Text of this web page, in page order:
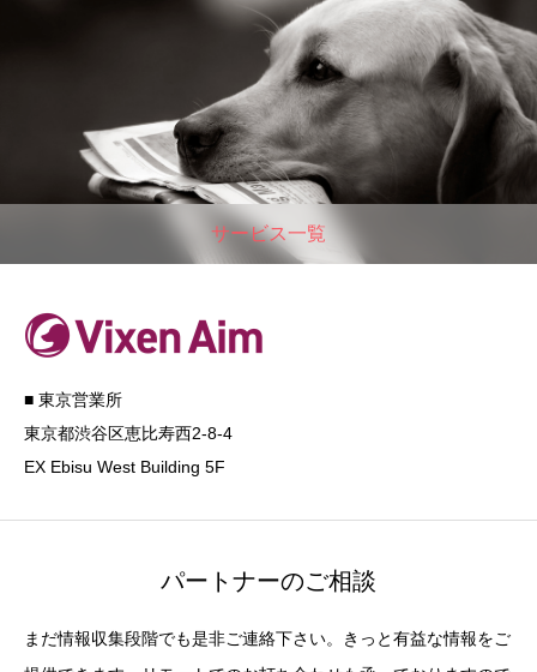
サービス一覧
■ 東京営業所
東京都渋谷区恵比寿西2-8-4
EX Ebisu West Building 5F
パートナーのご相談
まだ情報収集段階でも是非ご連絡下さい。きっと有益な情報をご